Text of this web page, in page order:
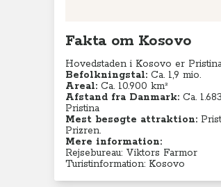
Fakta om Kosovo
Hovedstaden i Kosovo er
Befolkningstal: Ca. 1,9 mio.
Areal: Ca. 10.900 km²
Afstand fra Danmark: Ca.
Pristina
Mest besøgte attraktion:
Prizren.
Mere information:
Rejsebureau: Viktors Farmor
Turistinformation: Kosovo